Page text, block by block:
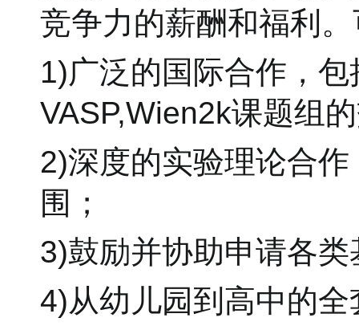
竞争力的薪酬和福利
1)广泛的国际合作，
VASP,Wien2k课题组
2)深度的实验理论合
围；
3)鼓励并协助申请各
4)从幼儿园到高中的